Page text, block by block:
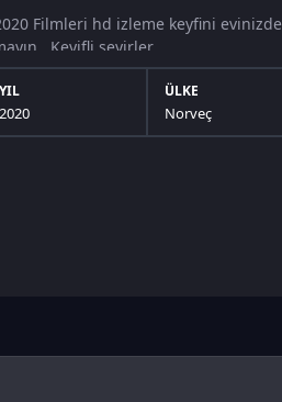
Filmleri hd izleme keyfini evinizde
Keyifli seyirler.
YIL
2020
ÜLKE
Norveç